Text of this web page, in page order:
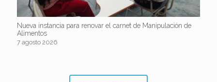
Nueva instancia para renovar el carnet de Manipulación de
Alimentos
7 agosto 2026